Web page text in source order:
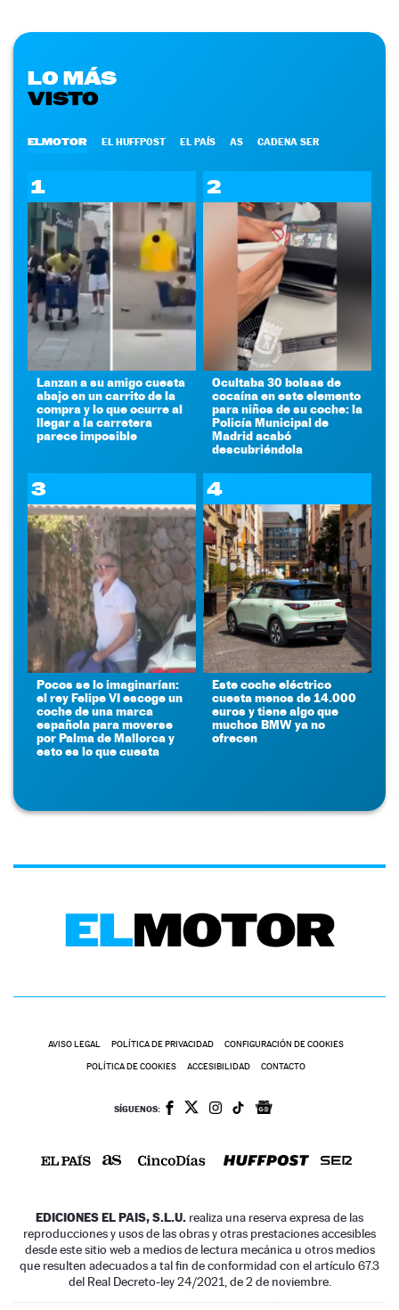
LO MÁS
VISTO
ELMOTOR EL HUFFPOST EL PAÍS AS CADENA SER
1
Lanzan a su amigo cuesta
abajo en un carrito de la
compra y lo que ocurre al
llegar a la carretera
parece imposible
2
Ocultaba 30 bolsas de
cocaína en este elemento
para niños de su coche: la
Policía Municipal de
Madrid acabó
descubriéndola
3
Pocos se lo imaginarían:
el rey Felipe VI escoge un
coche de una marca
española para moverse
por Palma de Mallorca y
esto es lo que cuesta
4
Este coche eléctrico
cuesta menos de 14.000
euros y tiene algo que
muchos BMW ya no
ofrecen
AVISO LEGAL POLÍTICA DE PRIVACIDAD CONFIGURACIÓN DE COOKIES
POLÍTICA DE COOKIES ACCESIBILIDAD CONTACTO
SÍGUENOS:
EDICIONES EL PAIS, S.L.U. realiza una reserva expresa de las
reproducciones y usos de las obras y otras prestaciones accesibles
desde este sitio web a medios de lectura mecánica u otros medios
que resulten adecuados a tal fin de conformidad con el artículo 67.3
del Real Decreto-ley 24/2021, de 2 de noviembre.